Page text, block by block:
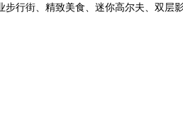
行街、精致美食、迷你高尔夫、双